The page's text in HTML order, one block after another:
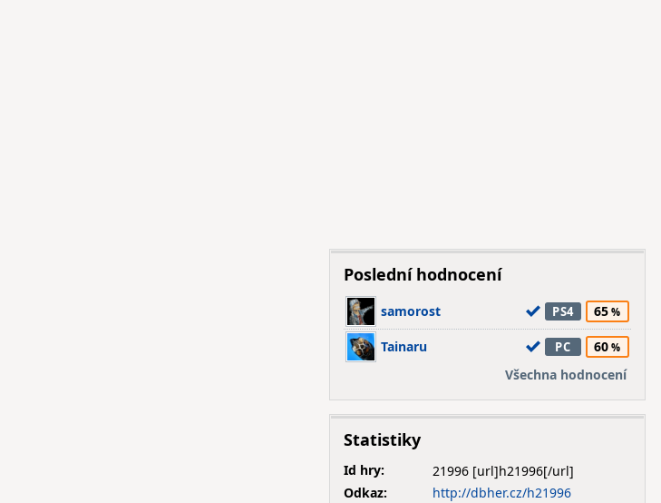
Poslední hodnocení
samorost PS4 65
Tainaru PC
60
Všechna hodnocení
Statistiky
Id hry:
21996
Odkaz:
http://dbher.cz/h21996